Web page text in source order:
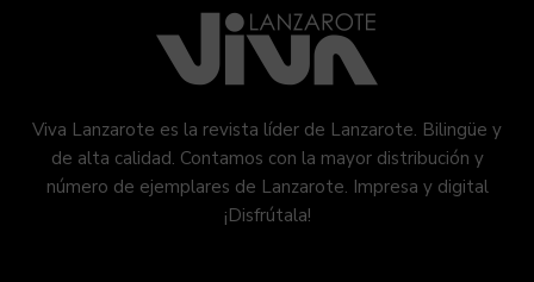
Viva Lanzarote es la revista líder de Lanzarote. Bilingüe y
de alta calidad. Contamos con la mayor distribución y
número de ejemplares de Lanzarote. Impresa y digital
¡Disfrútala!